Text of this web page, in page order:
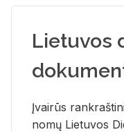
Lietuvos
Įvai­rūs
no­mų Lie­tu­vos